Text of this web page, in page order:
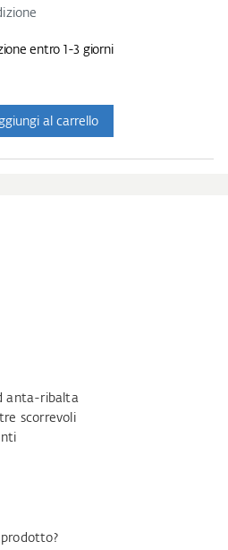
entro 1-3 giorni
al carrello
anta-ribalta
scorrevoli